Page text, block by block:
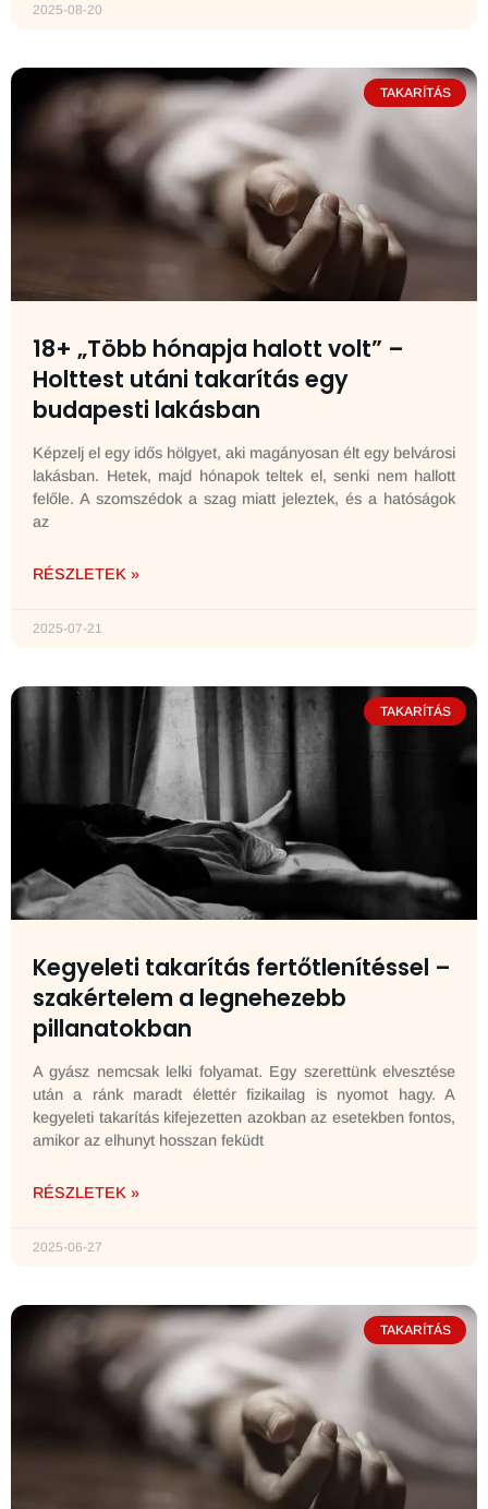
2025-08-20
TAKARÍTÁS
18+ „Több hónapja halott volt” –
Holttest utáni takarítás egy
budapesti lakásban
Képzelj el egy idős hölgyet, aki magányosan élt egy belvárosi
lakásban. Hetek, majd hónapok teltek el, senki nem hallott
felőle. A szomszédok a szag miatt jeleztek, és a hatóságok
az
RÉSZLETEK »
2025-07-21
TAKARÍTÁS
Kegyeleti takarítás fertőtlenítéssel –
szakértelem a legnehezebb
pillanatokban
A gyász nemcsak lelki folyamat. Egy szerettünk elvesztése
után a ránk maradt élettér fizikailag is nyomot hagy. A
kegyeleti takarítás kifejezetten azokban az esetekben fontos,
amikor az elhunyt hosszan feküdt
RÉSZLETEK »
2025-06-27
TAKARÍTÁS